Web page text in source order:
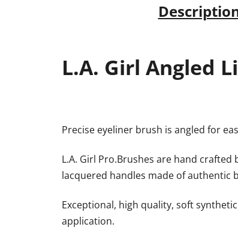
L.A. Girl Angled
Precise eyeliner brush is angled for
L.A. Girl Pro.Brushes are hand
lacquered handles made of authentic
Exceptional, high quality, soft
application.